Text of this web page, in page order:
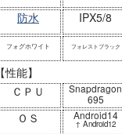
防水
IPX5/8
フォグホワイト フォレストブラック
【性能】
ＣＰＵ
Snapdragon
695
ＯＳ
Android14
↑ Android12